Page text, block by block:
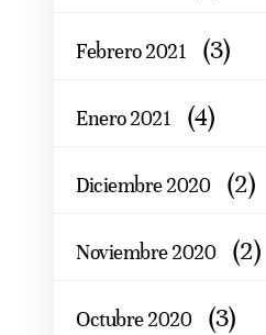
Febrero 2021 (3)
Enero 2021 (4)
Diciembre 2020 (2)
Noviembre 2020 (2)
Octubre 2020 (3)